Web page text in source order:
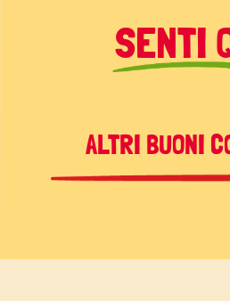
SENTI
ALTRI BUONI